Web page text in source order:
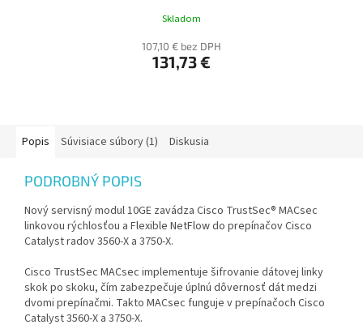
Skladom
107,10 € bez DPH
131,73 €
Popis Súvisiace súbory (1) Diskusia
PODROBNÝ POPIS
Nový servisný modul 10GE zavádza Cisco TrustSec® MACsec
linkovou rýchlosťou a Flexible NetFlow do prepínačov Cisco
Catalyst radov 3560-X a 3750-X.
Cisco TrustSec MACsec implementuje šifrovanie dátovej linky
skok po skoku, čím zabezpečuje úplnú dôvernosť dát medzi
dvomi prepínačmi. Takto MACsec funguje v prepínačoch Cisco
Catalyst 3560-X a 3750-X.